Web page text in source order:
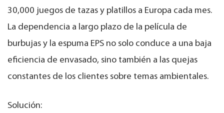
30,000 juegos de tazas y platillos a Europa cada mes.
La dependencia a largo plazo de la película de
burbujas y la espuma EPS no solo conduce a una baja
eficiencia de envasado, sino también a las quejas
constantes de los clientes sobre temas ambientales.
Solución: